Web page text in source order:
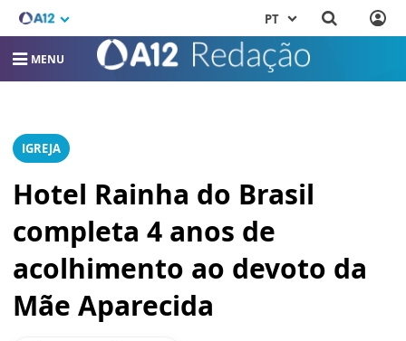
PT
MENU
IGREJA
Hotel Rainha do Brasil
completa 4 anos de
acolhimento ao devoto da
Mãe Aparecida